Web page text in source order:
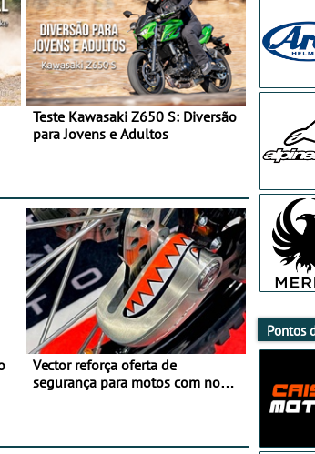
Teste Kawasaki Z650 S: Diversão
para Jovens e Adultos
Vector reforça oferta de
segurança para motos com nova
Pontos